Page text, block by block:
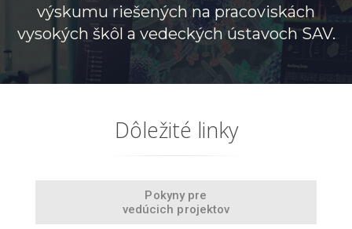
výskumu riešených na pracoviskách
vysokých škôl a vedeckých ústavoch SAV.
Dôležité linky
Pokyny pre
vedúcich projektov